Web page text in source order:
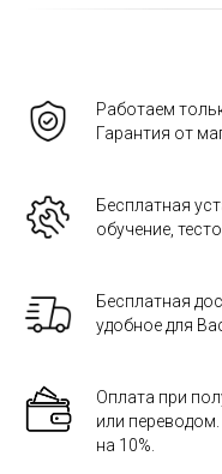
Работаем
Гарантия от
Бесплатная
обучение,
Бесплатная
удобное для
Оплата при
или
на 10%.